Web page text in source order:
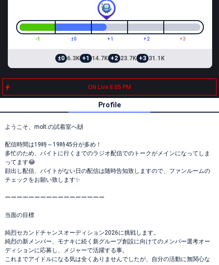
-1 ±0 +1 +2 +3
±0 6.3K +1 14.7K +2 23.7K +3 31.1K
ON Live 8:05 PM
Profile
ようこそ、molt.の試着室へ🙌
配信時間は19時～19時45分が多め！
多忙のため、バイトに行くまでのラジオ配信でのトークがメインになってしま
ってます😂
顔出し配信、バイトがない日の配信は随時告知致しますので、ファンルームの
チェックをお願い致します✨️
ーーーーーーーーーーーーーーーーー
当面の目標
純烈セカンドチャンスオーディション2026に挑戦します。
純烈の新メンバー、モナキに続く新グループ創設に向けてのメンバー選考オー
ディションに応募し、メジャーで活躍する事。
これまでアイドルになる気は全くありませんでしたが、自分の活動に無関心な